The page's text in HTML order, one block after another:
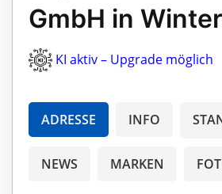
GmbH in
KI aktiv – Upgrade möglich
ADRESSE INFO
NEWS MARKEN